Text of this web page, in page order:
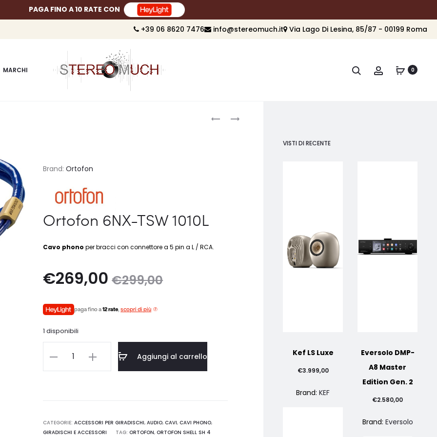
PAGA FINO A 10 RATE CON
+39 06 8620 7476 info@stereomuch.it Via Lago Di Lesina, 85/87 - 00199 Roma
MARCHI Cerca Account0
Product
navigation
ORTOFON
ORTOFON
Brand:Ortofon
Ortofon 6NX-TSW 1010L
Cavo phono per bracci con connettore a 5 pin a L / RCA.
€299,00
Il
prezzo
originale
era:
€299,00.
€269,00
Il
prezzo
paga fino a12 rate,scopri di più
1 disponibili
Ortofon
Aggiungi al carrello
CATEGORIE:ACCESSORI PER GIRADISCHI,AUDIO,CAVI,CAVI PHONO,
GIRADISCHI E ACCESSORI
TAG:ORTOFON,ORTOFON SHELL SH 4
VISTI DI RECENTE
Kef LS Luxe
€3.999,00
Brand:KEF
Eversolo DMP-
A8 Master
Edition Gen. 2
€2.580,00
Brand: Eversolo